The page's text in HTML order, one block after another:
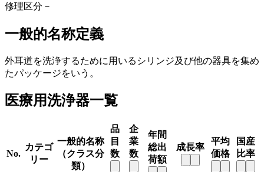
修理区分 －
一般的名称定義
外耳道を洗浄するために用いるシリンジ及び他の器具を集め
たパッケージをいう。
医療用洗浄器一覧
No.
カテゴ
リー
一般的名称
（クラス分
類）
品
目
数
企
業
数
年間
総出
荷額
成長率
平均
価格
国産
比率